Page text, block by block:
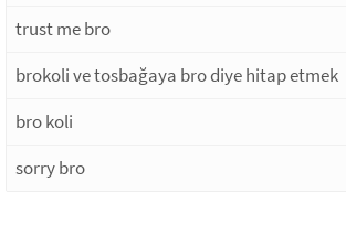
trust me bro
brokoli ve tosbağaya bro diye hitap etmek
bro koli
sorry bro